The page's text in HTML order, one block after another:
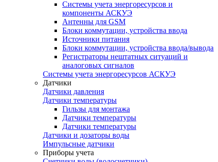
Системы учета энергоресурсов и
компоненты АСКУЭ
Антенны для GSM
Блоки коммутации, устройства ввода
Источники питания
Блоки коммутации, устройства ввода/вывода
Регистраторы нештатных ситуаций и
аналоговых сигналов
Системы учета энергоресурсов АСКУЭ
Датчики
Датчики давления
Датчики температуры
Гильзы для монтажа
Датчики температуры
Датчики температуры
Датчики и дозаторы воды
Импульсные датчики
Приборы учета